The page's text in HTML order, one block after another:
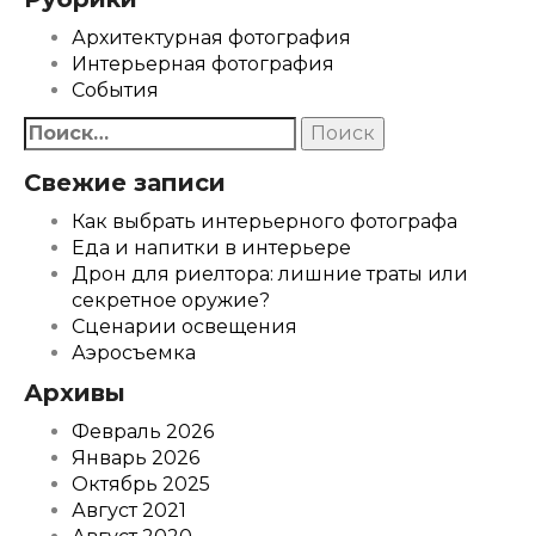
Архитектурная фотография
Интерьерная фотография
События
Найти:
Свежие записи
Как выбрать интерьерного фотографа
Еда и напитки в интерьере
Дрон для риелтора: лишние траты или
секретное оружие?
Сценарии освещения
Аэросъемка
Архивы
Февраль 2026
Январь 2026
Октябрь 2025
Август 2021